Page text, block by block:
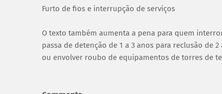
Furto de fios e interrupção de serviços
O texto também aumenta a pena para quem
passa de detenção de 1 a 3 anos para reclusão de
ou envolver roubo de equipamentos de torres de